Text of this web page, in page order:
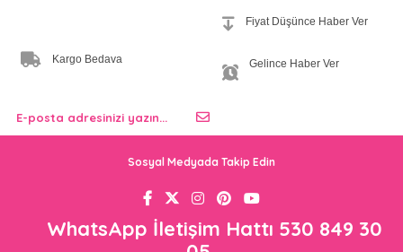
Fiyat Düşünce Haber Ver
Kargo Bedava Gelince Haber Ver
Sosyal Medyada Takip Edin
WhatsApp İletişim Hattı 530 849 30